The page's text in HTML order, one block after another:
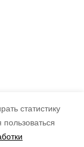
статистику